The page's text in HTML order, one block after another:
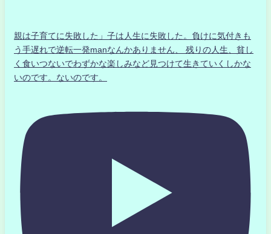
親は子育てに失敗した」子は人生に失敗した。負けに気付きも
う手遅れで逆転一発manなんかありません、 残りの人生、貧し
く食いつないでわずかな楽しみなど見つけて生きていくしかな
いのです。ないのです。